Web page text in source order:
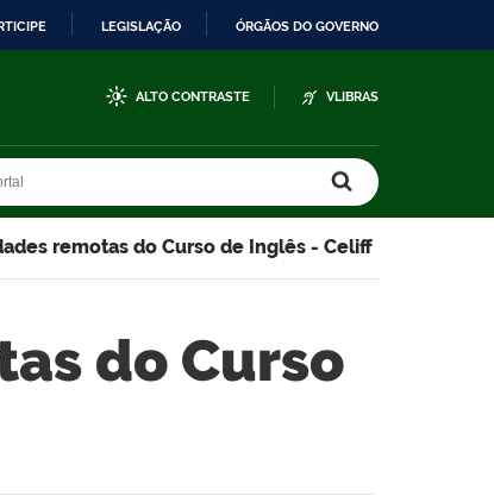
LEGISLAÇÃO ÓRGÃOS DO GOVERNO
ALTO CONTRASTE VLIBRAS
remotas do Curso de Inglês - Celiff
do Curso